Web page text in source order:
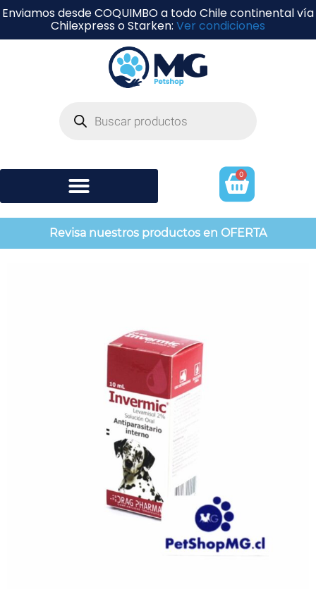
Enviamos desde COQUIMBO a todo Chile continental vía
Chilexpress o Starken: Ver condiciones
0
Revisa nuestros productos en OFERTA